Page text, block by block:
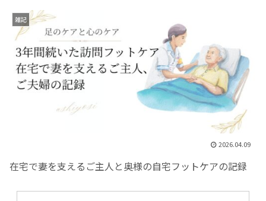
雑記
2026.04.09
在宅で妻を支えるご主人と奥様の自宅フットケアの記録